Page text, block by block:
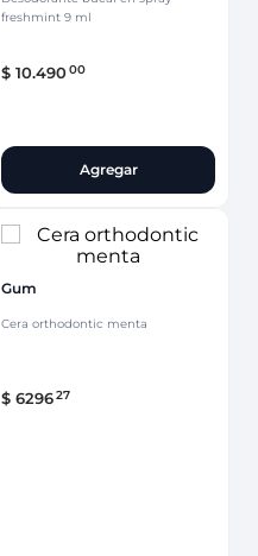
freshmint 9 ml
$ 10.49000
Agregar
Gum
Cera orthodontic menta
$ 629627